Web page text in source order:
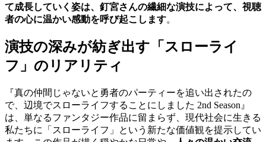
て成長していく姿は、釘宮さんの繊細な演技によって、視聴
者の心に温かい感動を呼び起こします。
演技の深みが紡ぎ出す「スローライ
フ」のリアリティ
『真の仲間じゃないと勇者のパーティーを追い出されたの
で、辺境でスローライフすることにしました 2nd Season』
は、単なるファンタジー作品に留まらず、現代社会に生きる
私たちに「スローライフ」という新たな価値観を提示してい